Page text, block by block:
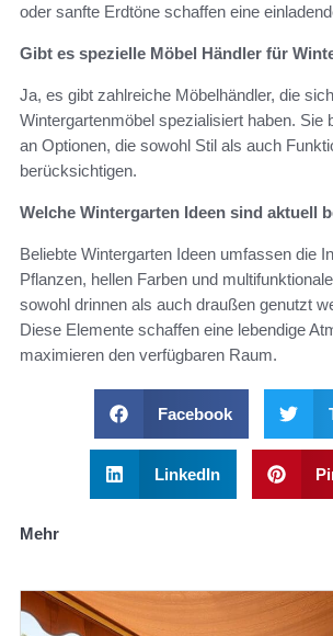
oder sanfte Erdtöne schaffen eine
Gibt es spezielle Möbel Händler für
Ja, es gibt zahlreiche Möbelhändler, die
Wintergartenmöbel spezialisiert haben. Sie
an Optionen, die sowohl Stil als auch
berücksichtigen.
Welche Wintergarten Ideen sind aktuell
Beliebte Wintergarten Ideen umfassen die
Pflanzen, hellen Farben und
sowohl drinnen als auch draußen genutzt
Diese Elemente schaffen eine lebendige
maximieren den verfügbaren Raum.
Facebook
LinkedIn
Mehr